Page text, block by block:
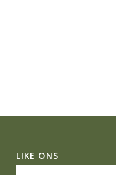
LIKE ONS